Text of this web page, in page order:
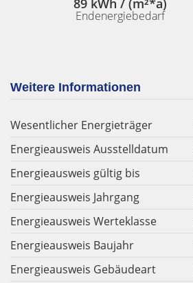
Endenergiebedarf
Weitere Informationen
Wesentlicher Energieträger
Energieausweis Ausstelldatum
Energieausweis gültig bis
Energieausweis Jahrgang
Energieausweis Werteklasse
Energieausweis Baujahr
Energieausweis Gebäudeart